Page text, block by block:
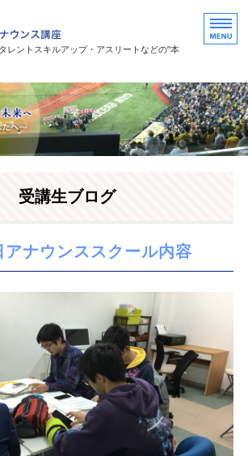
ユウセイスポーツアナウンスス
レントスキルアップ・アスリートなどの"本
講生受講生ブログ
アナウンススクール内容